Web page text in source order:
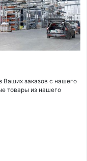
заказов с нашего
товары из нашего